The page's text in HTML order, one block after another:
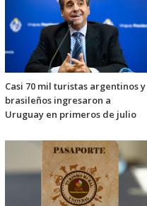
Casi 70 mil turistas argentinos y
brasileños ingresaron a
Uruguay en primeros de julio